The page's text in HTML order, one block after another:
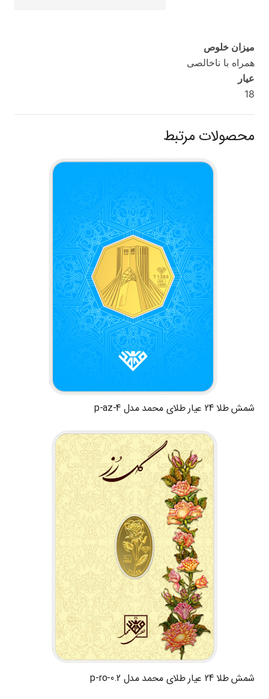
میزان خلوص
همراه با ناخالصی
عیار
18
محصولات مرتبط
شمش طلا 24 عیار طلای محمد مدل p-az-4
شمش طلا 24 عیار طلای محمد مدل p-ro-0.2